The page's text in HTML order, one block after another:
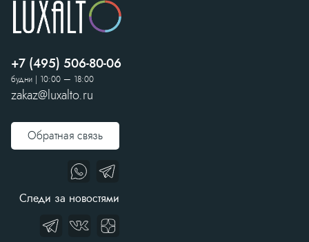
+7 (495) 506-80-06
будни | 10:00 — 18:00
zakaz@luxalto.ru
Обратная связь
Следи за новостями